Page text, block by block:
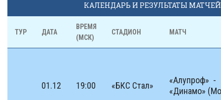
КАЛЕНДАРЬ И РЕЗУЛЬТАТЫ МАТЧЕЙ
ТУР ДАТА
ВРЕМЯ
(МСК)
СТАДИОН МАТЧ
01.12 19:00 «БКС Стал»
«Алупроф» -
«Динамо»